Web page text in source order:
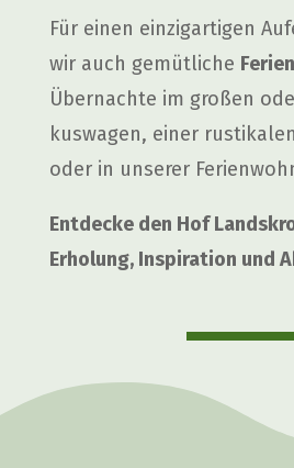
Für einen ein­zig­ar­ti­gen
wir auch gemüt­li­che
Über­nach­te im gro­ßen
kus­wa­gen, einer
oder in unse­rer
Ent­de­cke den Hof
Erho­lung, Inspi­ra­ti­on und